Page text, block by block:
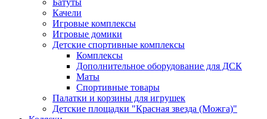
Батуты
Качели
Игровые комплексы
Игровые домики
Детские спортивные комплексы
Комплексы
Дополнительное оборудование для ДСК
Маты
Спортивные товары
Палатки и корзины для игрушек
Детские площадки "Красная звезда (Можга)"